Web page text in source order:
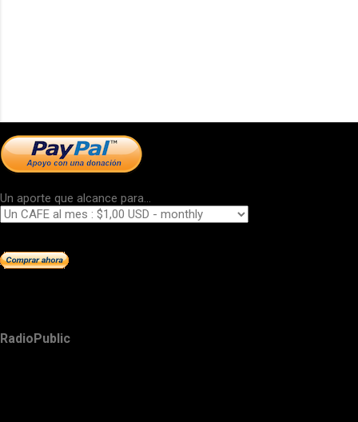
Un aporte que alcance para...
RadioPublic